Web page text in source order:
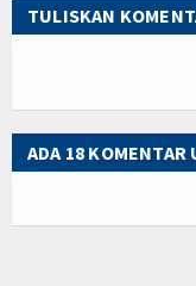
TULISKAN
ADA 18